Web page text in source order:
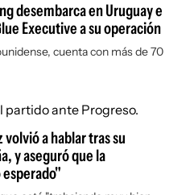
desembarca en Uruguay e
Executive a su operación
cuenta con más de 70
a hablar tras su
y aseguró que la